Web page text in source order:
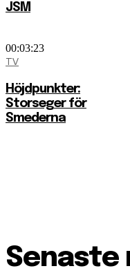
JSM
00:03:23
TV
Höjdpunkter:
Storseger för
Smederna
Senaste